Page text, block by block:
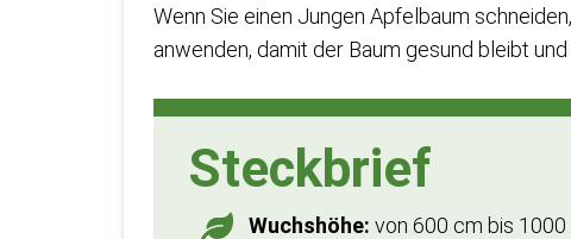
Wenn Sie einen Jungen Apfelbaum
anwenden, damit der Baum gesund bleibt
Steckbrief
Wuchshöhe: von 600 cm bis 1000